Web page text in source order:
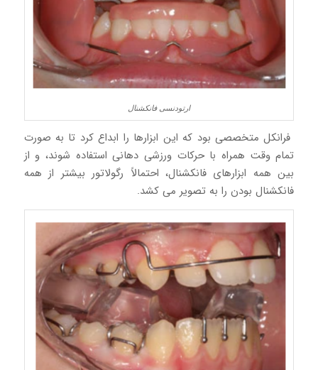
ارتودنسی فانکشنال
فرانکل متخصصی بود که این ابزارها را ابداع کرد تا به صورت
تمام وقت همراه با حرکات ورزشی دهانی استفاده شوند، و از
بین همه ابزارهای فانکشنال، احتمالاً رگولاتور بیشتر از همه
فانکشنال بودن را به تصویر می کشد.